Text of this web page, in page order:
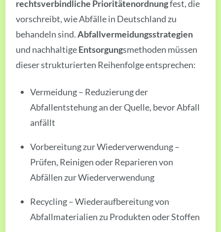
rechtsverbindliche Prioritätenordnungfest, die
vorschreibt, wie Abfälle in Deutschland zu
behandeln sind.Abfallvermeidungsstrategien
und nachhaltigeEntsorgungsmethoden müssen
dieser strukturierten Reihenfolge entsprechen:
Vermeidung – Reduzierung der
Abfallentstehung an der Quelle, bevor Abfall
anfällt
Vorbereitung zur Wiederverwendung –
Prüfen, Reinigen oder Reparieren von
Abfällen zur Wiederverwendung
Recycling – Wiederaufbereitung von
Abfallmaterialien zu Produkten oder Stoffen